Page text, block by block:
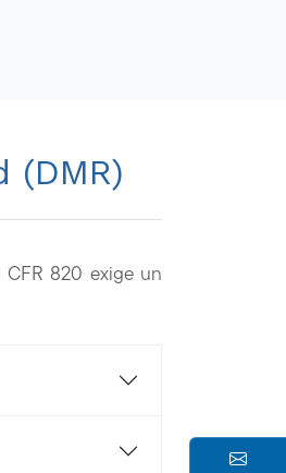
(DMR)
CFR 820 exige un